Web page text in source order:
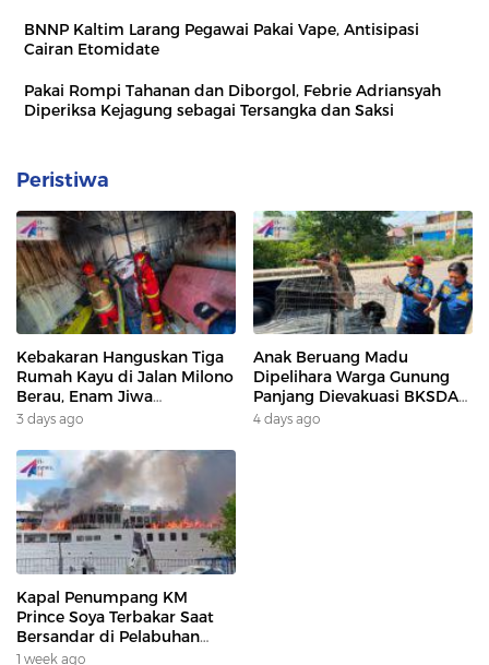
BNNP Kaltim Larang Pegawai Pakai Vape, Antisipasi
Cairan Etomidate
Pakai Rompi Tahanan dan Diborgol, Febrie Adriansyah
Diperiksa Kejagung sebagai Tersangka dan Saksi
Peristiwa
Kebakaran Hanguskan Tiga
Rumah Kayu di Jalan Milono
Berau, Enam Jiwa
Terdampak
3 days ago
Anak Beruang Madu
Dipelihara Warga Gunung
Panjang Dievakuasi BKSDA
Dan DAMKAR
4 days ago
Kapal Penumpang KM
Prince Soya Terbakar Saat
Bersandar di Pelabuhan
Samarinda, Keberangkatan
1 week ago